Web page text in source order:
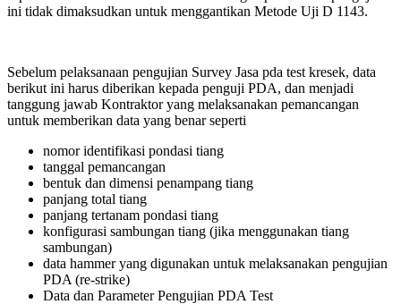
ini tidak dimaksudkan untuk menggantikan Metode Uji D 1143.
Sebelum pelaksanaan pengujian Survey Jasa pda test kresek, data
berikut ini harus diberikan kepada penguji PDA, dan menjadi
tanggung jawab Kontraktor yang melaksanakan pemancangan
untuk memberikan data yang benar seperti
nomor identifikasi pondasi tiang
tanggal pemancangan
bentuk dan dimensi penampang tiang
panjang total tiang
panjang tertanam pondasi tiang
konfigurasi sambungan tiang (jika menggunakan tiang
sambungan)
data hammer yang digunakan untuk melaksanakan pengujian
PDA (re-strike)
Data dan Parameter Pengujian PDA Test